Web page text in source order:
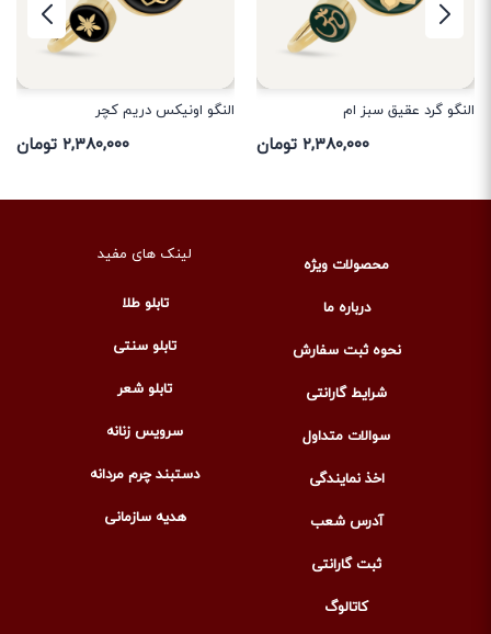
النگو گرد عقیق سبز ام
۲,۳۸۰,۰۰۰ تومان
النگو اونیکس دریم کچر
۲,۳۸۰,۰۰۰ تومان
محصولات ویژه
درباره ما
نحوه ثبت سفارش
شرایط گارانتی
سوالات متداول
اخذ نمایندگی
آدرس شعب
ثبت گارانتی
کاتالوگ
لینک های مفید
تابلو طلا
تابلو سنتی
تابلو شعر
سرویس زنانه
دستبند چرم مردانه
هدیه سازمانی